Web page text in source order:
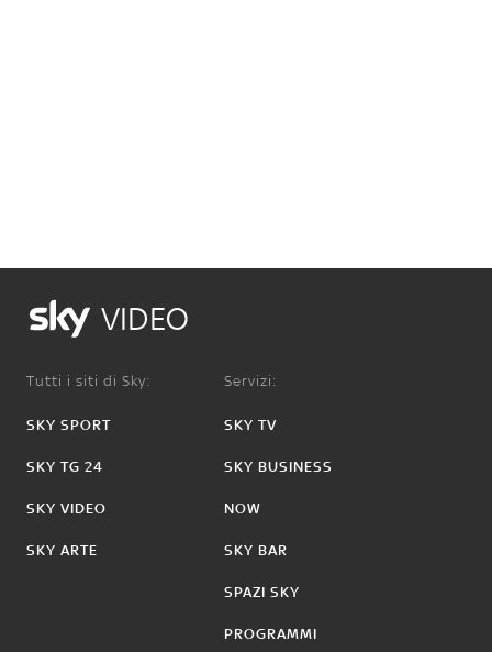
VIDEO
Tutti i siti di Sky:
SKY SPORT
SKY TG 24
SKY VIDEO
SKY ARTE
Servizi:
SKY TV
SKY BUSINESS
NOW
SKY BAR
SPAZI SKY
PROGRAMMI